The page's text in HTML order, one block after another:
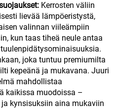
Kerrosten väliin
lievää lämpöeristystä,
valinnan viileämpiin
kun taas tiheä neule antaa
joka tuntuu premiumilta
kepeänä ja mukavana. Juuri
mahdollistaa
kaikissa muodoissa –
kynsisuksiin aina mukaviin